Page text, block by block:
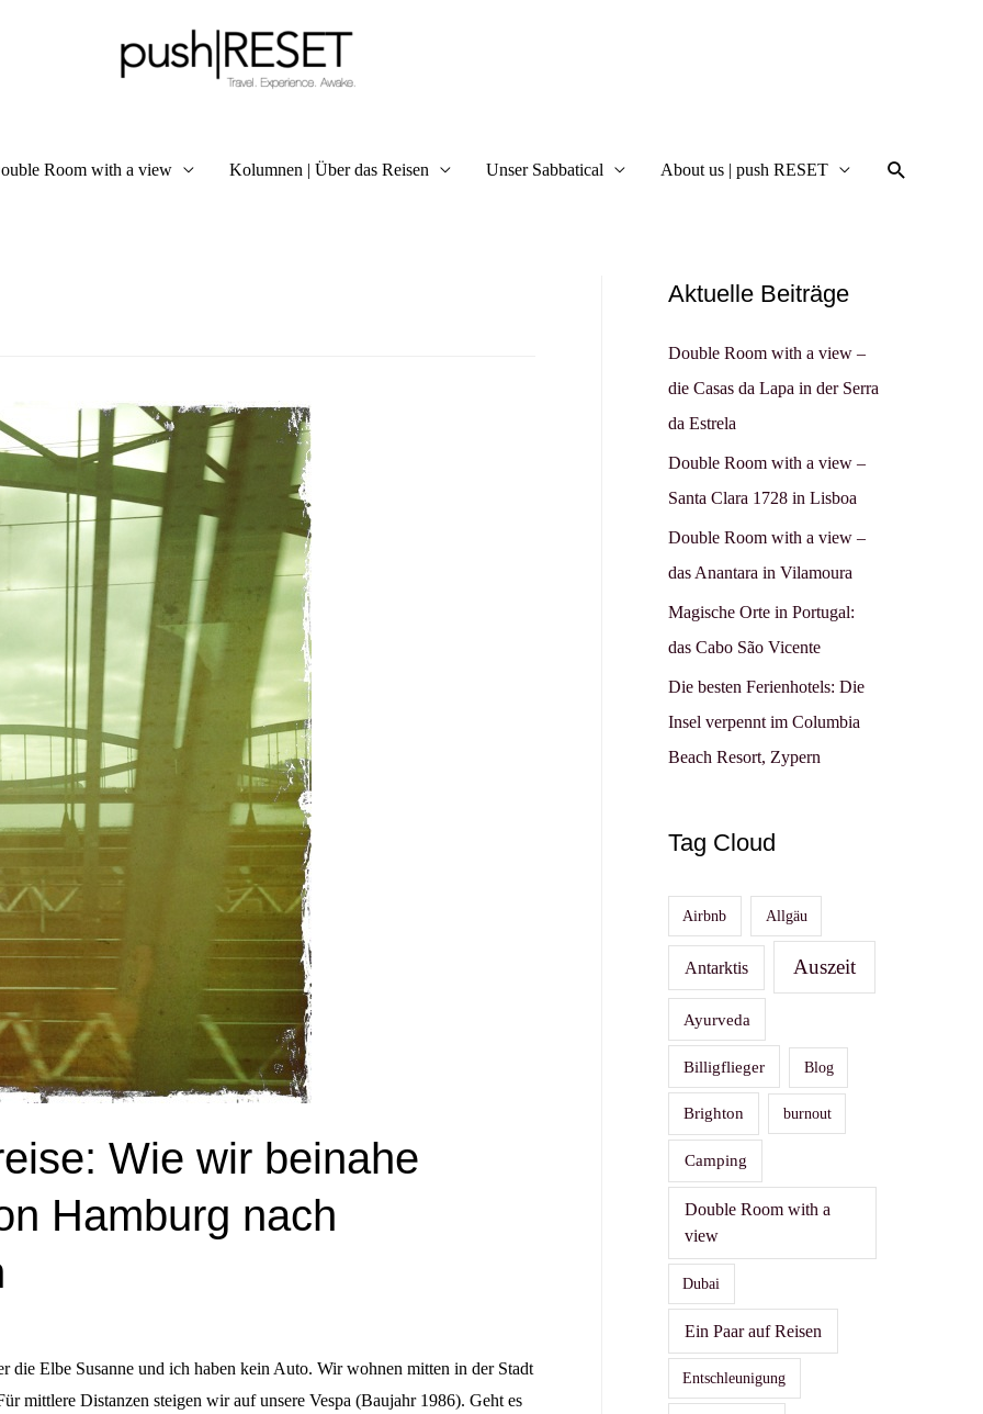
Room with a view Kolumnen | Über das Reisen Unser Sabbatical About us | push RESET Suche
Wie wir beinahe
Hamburg nach
Elbe Susanne und ich haben kein Auto. Wir wohnen mitten in der Stadt
mittlere Distanzen steigen wir auf unsere Vespa (Baujahr 1986). Geht es
Aktuelle Beiträge
Double Room with a view –
die Casas da Lapa in der Serra
da Estrela
Double Room with a view –
Santa Clara 1728 in Lisboa
Double Room with a view –
das Anantara in Vilamoura
Magische Orte in Portugal:
das Cabo São Vicente
Die besten Ferienhotels: Die
Insel verpennt im Columbia
Beach Resort, Zypern
Tag Cloud
Airbnb Allgäu
Antarktis Auszeit
Ayurveda
Billigflieger Blog
Brighton burnout
Camping
Double Room with a
view
Dubai
Ein Paar auf Reisen
Entschleunigung